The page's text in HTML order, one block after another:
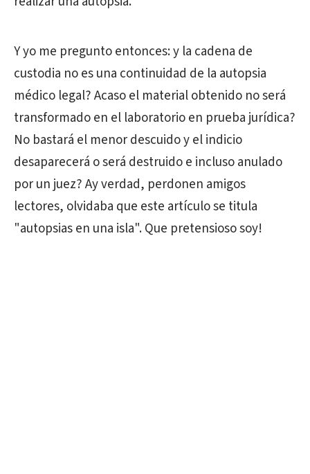
Y yo me pregunto entonces: y la cadena de
custodia no es una continuidad de la autopsia
médico legal? Acaso el material obtenido no será
transformado en el laboratorio en prueba jurídica?
No bastará el menor descuido y el indicio
desaparecerá o será destruido e incluso anulado
por un juez? Ay verdad, perdonen amigos
lectores, olvidaba que este artículo se titula
"autopsias en una isla". Que pretensioso soy!